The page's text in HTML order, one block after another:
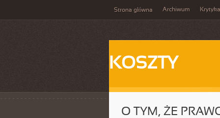
Strona główna Archiwum Krytyka
KOSZTY
O TYM, ŻE